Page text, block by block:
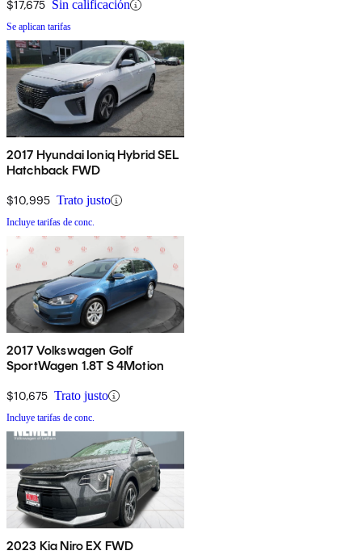
$17,675 Sin calificación
Se aplican tarifas
2017 Hyundai Ioniq Hybrid SEL
Hatchback FWD
$10,995 Trato justo
Incluye tarifas de conc.
2017 Volkswagen Golf
SportWagen 1.8T S 4Motion
$10,675 Trato justo
Incluye tarifas de conc.
2023 Kia Niro EX FWD